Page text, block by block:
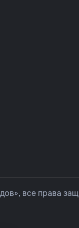
все права